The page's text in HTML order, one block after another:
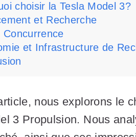
choisir la Tesla Model 3?
et Recherche
Concurrence
et Infrastructure de
nous explorons le
3 Propulsion. Nous